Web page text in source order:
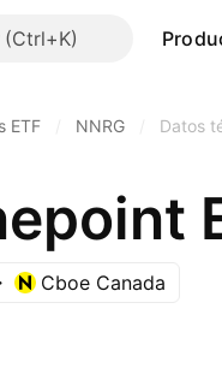
ETF NNRG Datos
Cboe Canada